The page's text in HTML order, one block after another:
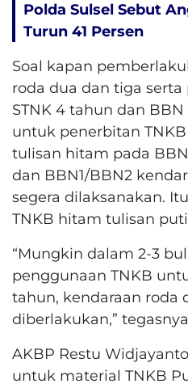
Polda Sulsel Sebut
Turun 41 Persen
Soal kapan
roda dua dan tiga serta
STNK 4 tahun dan
untuk penerbitan
tulisan hitam pada
dan BBN1/BBN2
segera dilaksanakan.
TNKB hitam tulisan
“Mungkin dalam 2-3
penggunaan TNKB
tahun, kendaraan roda
diberlakukan,”
AKBP Restu
untuk material TNKB